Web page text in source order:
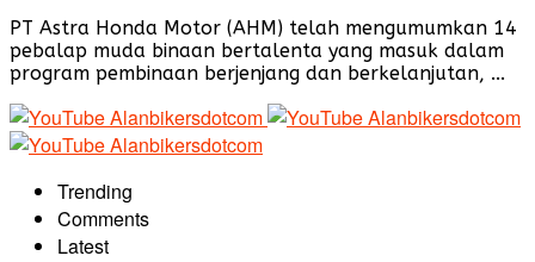
PT Astra Honda Motor (AHM) telah mengumumkan 14
pebalap muda binaan bertalenta yang masuk dalam
program pembinaan berjenjang dan berkelanjutan, ...
Trending
Comments
Latest